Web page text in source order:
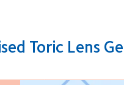
Toric Lens